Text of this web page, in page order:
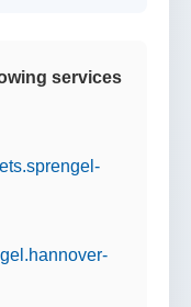
services